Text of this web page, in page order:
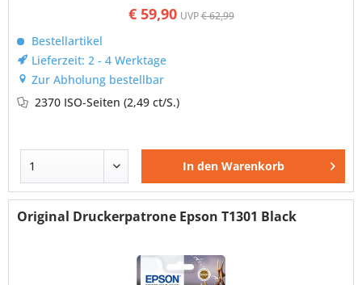
€ 59,90 UVP€ 62,99
Bestellartikel
Lieferzeit: 2 - 4 Werktage
Zur Abholung bestellbar
2370 ISO-Seiten(2,49 ct/S.)
In den Warenkorb
Original Druckerpatrone Epson T1301 Black